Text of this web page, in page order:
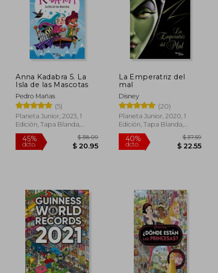
45%
dcto. $ 18.70
45%
dcto.
45%
dcto.
$ 47.87
$ 26.33
40%
dcto.
Anna Kadabra 5. La
Isla de las Mascotas
Pedro Mañas
(5)
Planeta Junior, 2023, 1
Edición, Tapa Blanda,
Nuevo
La Emperatriz del
mal
Disney
(20)
Planeta Junior, 2020, 1
Edición, Tapa Blanda,
Nuevo